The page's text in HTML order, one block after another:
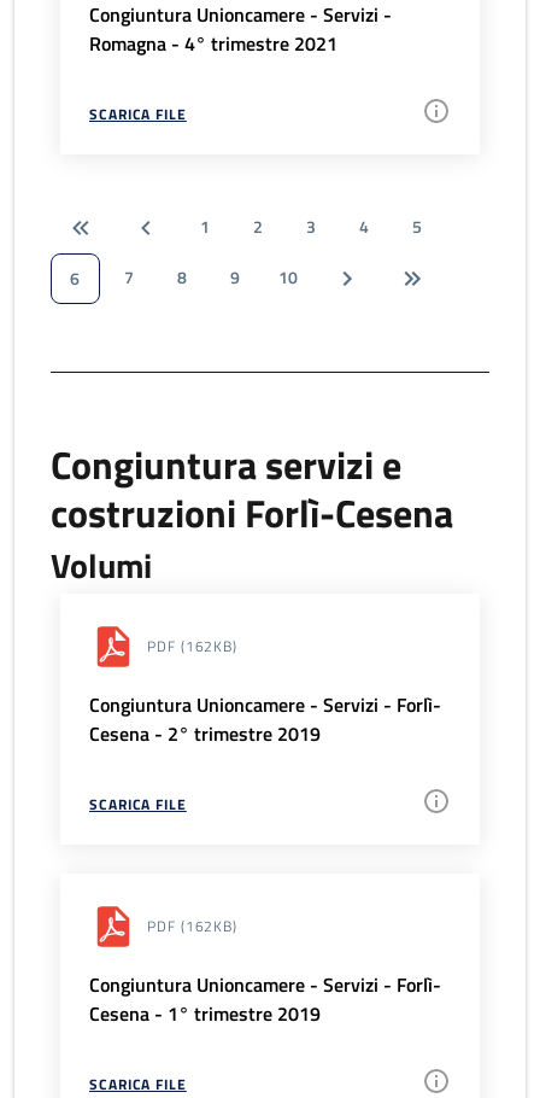
Congiuntura Unioncamere - Servizi -
Romagna - 4° trimestre 2021
SCARICA FILE
1 2 3 4
5
6
7 8 9 10
Congiuntura servizi e
costruzioni Forlì-Cesena
Volumi
PDF (162KB)
Congiuntura Unioncamere - Servizi - Forlì-
Cesena - 2° trimestre 2019
SCARICA FILE
PDF (162KB)
Congiuntura Unioncamere - Servizi - Forlì-
Cesena - 1° trimestre 2019
SCARICA FILE